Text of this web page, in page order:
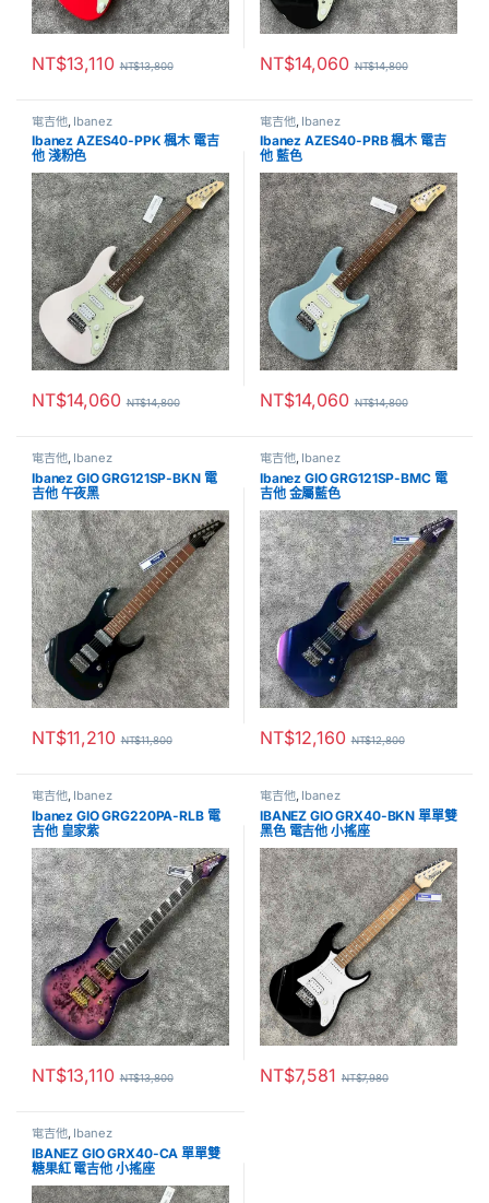
NT$13,110 NT$13,800 NT$14,060 NT$14,800
電吉他, Ibanez
Ibanez AZES40-PPK 楓木 電吉
他 淺粉色
NT$14,060 NT$14,800
電吉他, Ibanez
Ibanez AZES40-PRB 楓木 電吉
他 藍色
NT$14,060 NT$14,800
電吉他, Ibanez
Ibanez GIO GRG121SP-BKN 電
吉他 午夜黑
NT$11,210 NT$11,800
電吉他, Ibanez
Ibanez GIO GRG121SP-BMC 電
吉他 金屬藍色
NT$12,160 NT$12,800
電吉他, Ibanez
Ibanez GIO GRG220PA-RLB 電
吉他 皇家紫
NT$13,110 NT$13,800
電吉他, Ibanez
IBANEZ GIO GRX40-BKN 單單雙
黑色 電吉他 小搖座
NT$7,581 NT$7,980
電吉他, Ibanez
IBANEZ GIO GRX40-CA 單單雙
糖果紅 電吉他 小搖座